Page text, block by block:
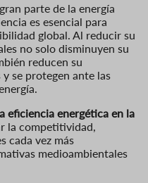
parte de la energía
es esencial para
global. Al reducir su
no solo disminuyen su
reducen su
se protegen ante las
eficiencia energética en la
la competitividad,
cada vez más
medioambientales